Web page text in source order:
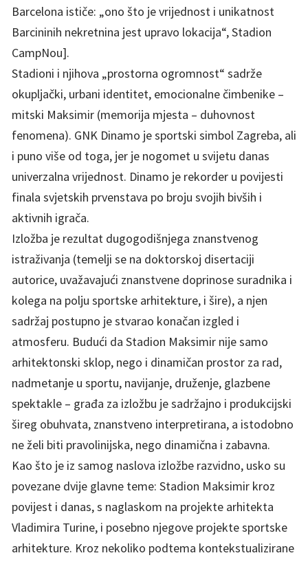
Barcelona ističe: „ono što je vrijednost i unikatnost
Barcininih nekretnina jest upravo lokacija“, Stadion
CampNou].
Stadioni i njihova „prostorna ogromnost“ sadrže
okupljački, urbani identitet, emocionalne čimbenike –
mitski Maksimir (memorija mjesta – duhovnost
fenomena). GNK Dinamo je sportski simbol Zagreba, ali
i puno više od toga, jer je nogomet u svijetu danas
univerzalna vrijednost. Dinamo je rekorder u povijesti
finala svjetskih prvenstava po broju svojih bivših i
aktivnih igrača.
Izložba je rezultat dugogodišnjega znanstvenog
istraživanja (temelji se na doktorskoj disertaciji
autorice, uvažavajući znanstvene doprinose suradnika i
kolega na polju sportske arhitekture, i šire), a njen
sadržaj postupno je stvarao konačan izgled i
atmosferu. Budući da Stadion Maksimir nije samo
arhitektonski sklop, nego i dinamičan prostor za rad,
nadmetanje u sportu, navijanje, druženje, glazbene
spektakle – građa za izložbu je sadržajno i produkcijski
šireg obuhvata, znanstveno interpretirana, a istodobno
ne želi biti pravolinijska, nego dinamična i zabavna.
Kao što je iz samog naslova izložbe razvidno, usko su
povezane dvije glavne teme: Stadion Maksimir kroz
povijest i danas, s naglaskom na projekte arhitekta
Vladimira Turine, i posebno njegove projekte sportske
arhitekture. Kroz nekoliko podtema kontekstualizirane